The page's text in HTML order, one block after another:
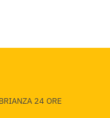
24 ORE